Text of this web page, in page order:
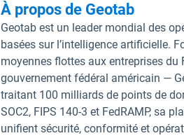
À propos de Geotab
Geotab est un leader mondial des
basées sur l’intelligence artificielle.
moyennes flottes aux entreprises
gouvernement fédéral américain —
traitant 100 milliards de points de
SOC2, FIPS 140-3 et FedRAMP, sa
unifient sécurité, conformité et